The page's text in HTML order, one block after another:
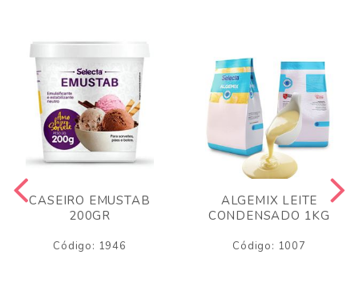
CASEIRO EMUSTAB
200GR
Código: 1946
ALGEMIX LEITE
CONDENSADO 1KG
Código: 1007